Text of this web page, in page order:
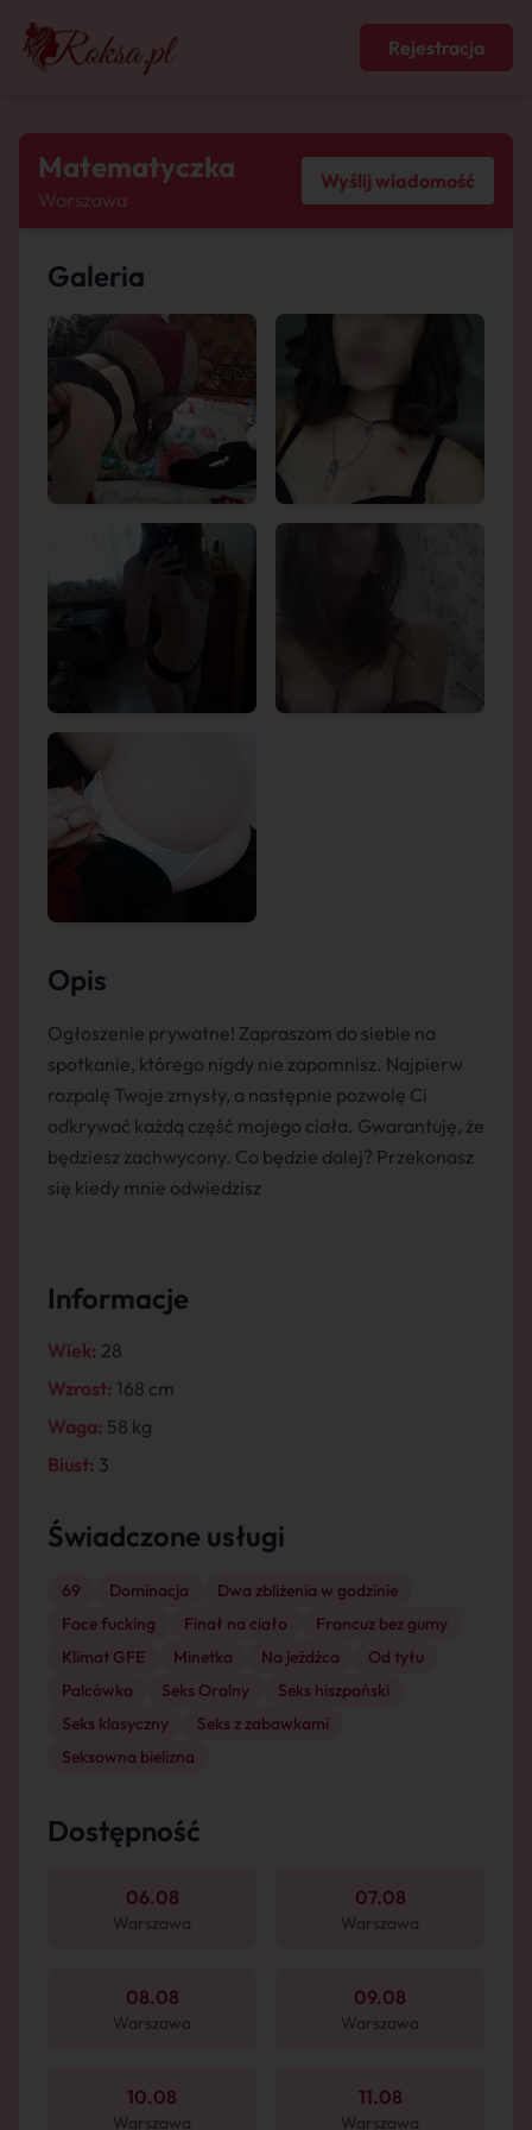
Rejestracja
Matematyczka
Warszawa
Wyślij wiadomość
Galeria
Opis
Ogłoszenie prywatne! Zapraszam do siebie na
spotkanie, którego nigdy nie zapomnisz. Najpierw
rozpalę Twoje zmysły, a następnie pozwolę Ci
odkrywać każdą część mojego ciała. Gwarantuję, że
będziesz zachwycony. Co będzie dalej? Przekonasz
się kiedy mnie odwiedzisz
Informacje
Wiek: 28
Wzrost: 168 cm
Waga: 58 kg
Biust: 3
Świadczone usługi
69 Dominacja
Dwa zbliżenia w godzinie
Face fucking
Finał na ciało
Francuz bez gumy
Klimat GFE
Minetka Na jeźdźca
Od tyłu
Palcówka
Seks Oralny
Seks hiszpański
Seks klasyczny
Seks z zabawkami
Seksowna bielizna
Dostępność
06.08
Warszawa
07.08
Warszawa
08.08
Warszawa
09.08
Warszawa
10.08
Warszawa
11.08
Warszawa